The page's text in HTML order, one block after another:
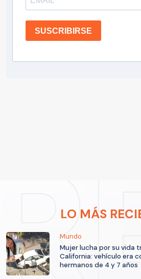
SUSCRIBIRSE
LO MÁS
Mundo
Mujer lucha por su vida
California: vehículo era
hermanos de 4 y 7 años